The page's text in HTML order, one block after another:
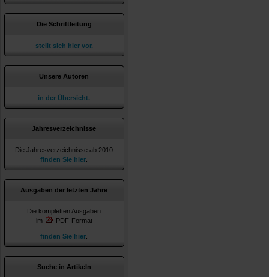
Die Schriftleitung
stellt sich hier vor.
Unsere Autoren
in der Übersicht.
Jahresverzeichnisse
Die Jahresverzeichnisse ab 2010
finden Sie hier
Ausgaben der letzten Jahre
Die kompletten Ausgaben
im
PDF-Format
finden Sie hier
Suche in Artikeln